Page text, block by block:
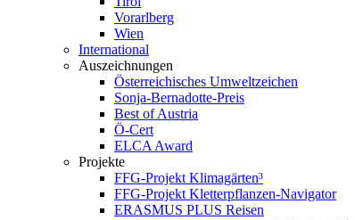
Vorarlberg
Wien
International
Auszeichnungen
Österreichisches Umweltzeichen
Sonja-Bernadotte-Preis
Best of Austria
Ö-Cert
ELCA Award
Projekte
FFG-Projekt Klimagärten³
FFG-Projekt Kletterpflanzen-Navigator
ERASMUS PLUS Reisen